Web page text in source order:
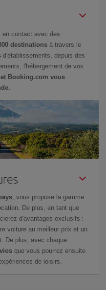
en contact avec des
destinations à travers le
d'établissements, depuis des
l'hébergement de vos
et Booking.com vous
, vous propose la gamme
De plus, en tant que
d'avantages exclusifs :
voiture au meilleur prix et un
De plus, avec chaque
que vous pourrez ensuite
de loisirs.